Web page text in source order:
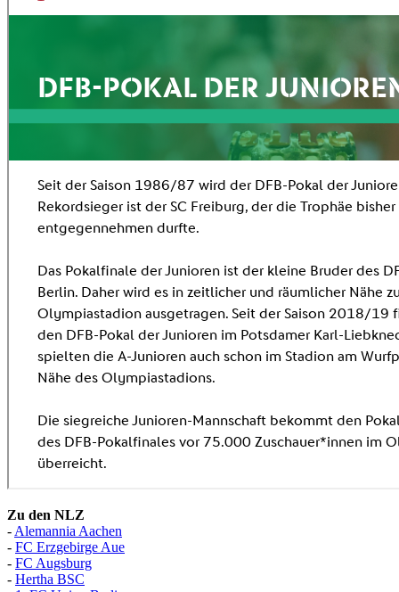
Zu den NLZ
- Alemannia Aachen
- FC Erzgebirge Aue
- FC Augsburg
- Hertha BSC